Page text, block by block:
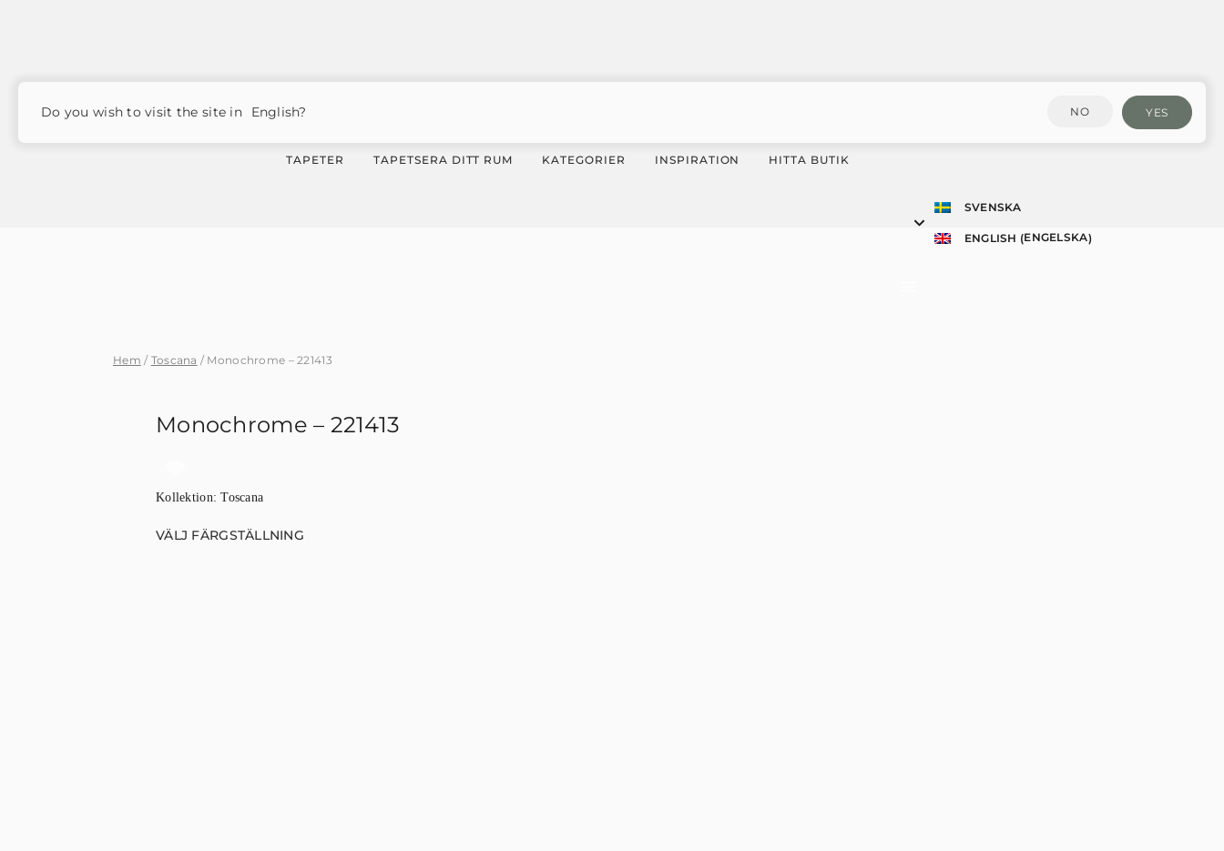
TAPETER TAPETSERA DITT RUM KATEGORIER INSPIRATION HITTA BUTIK
SVENSKA
ENGLISH (ENGELSKA)
Hem / Toscana / Monochrome – 221413
Monochrome – 221413
Kollektion:Toscana
VÄLJ FÄRGSTÄLLNING
Do you wish to visit the site in English? NO YES